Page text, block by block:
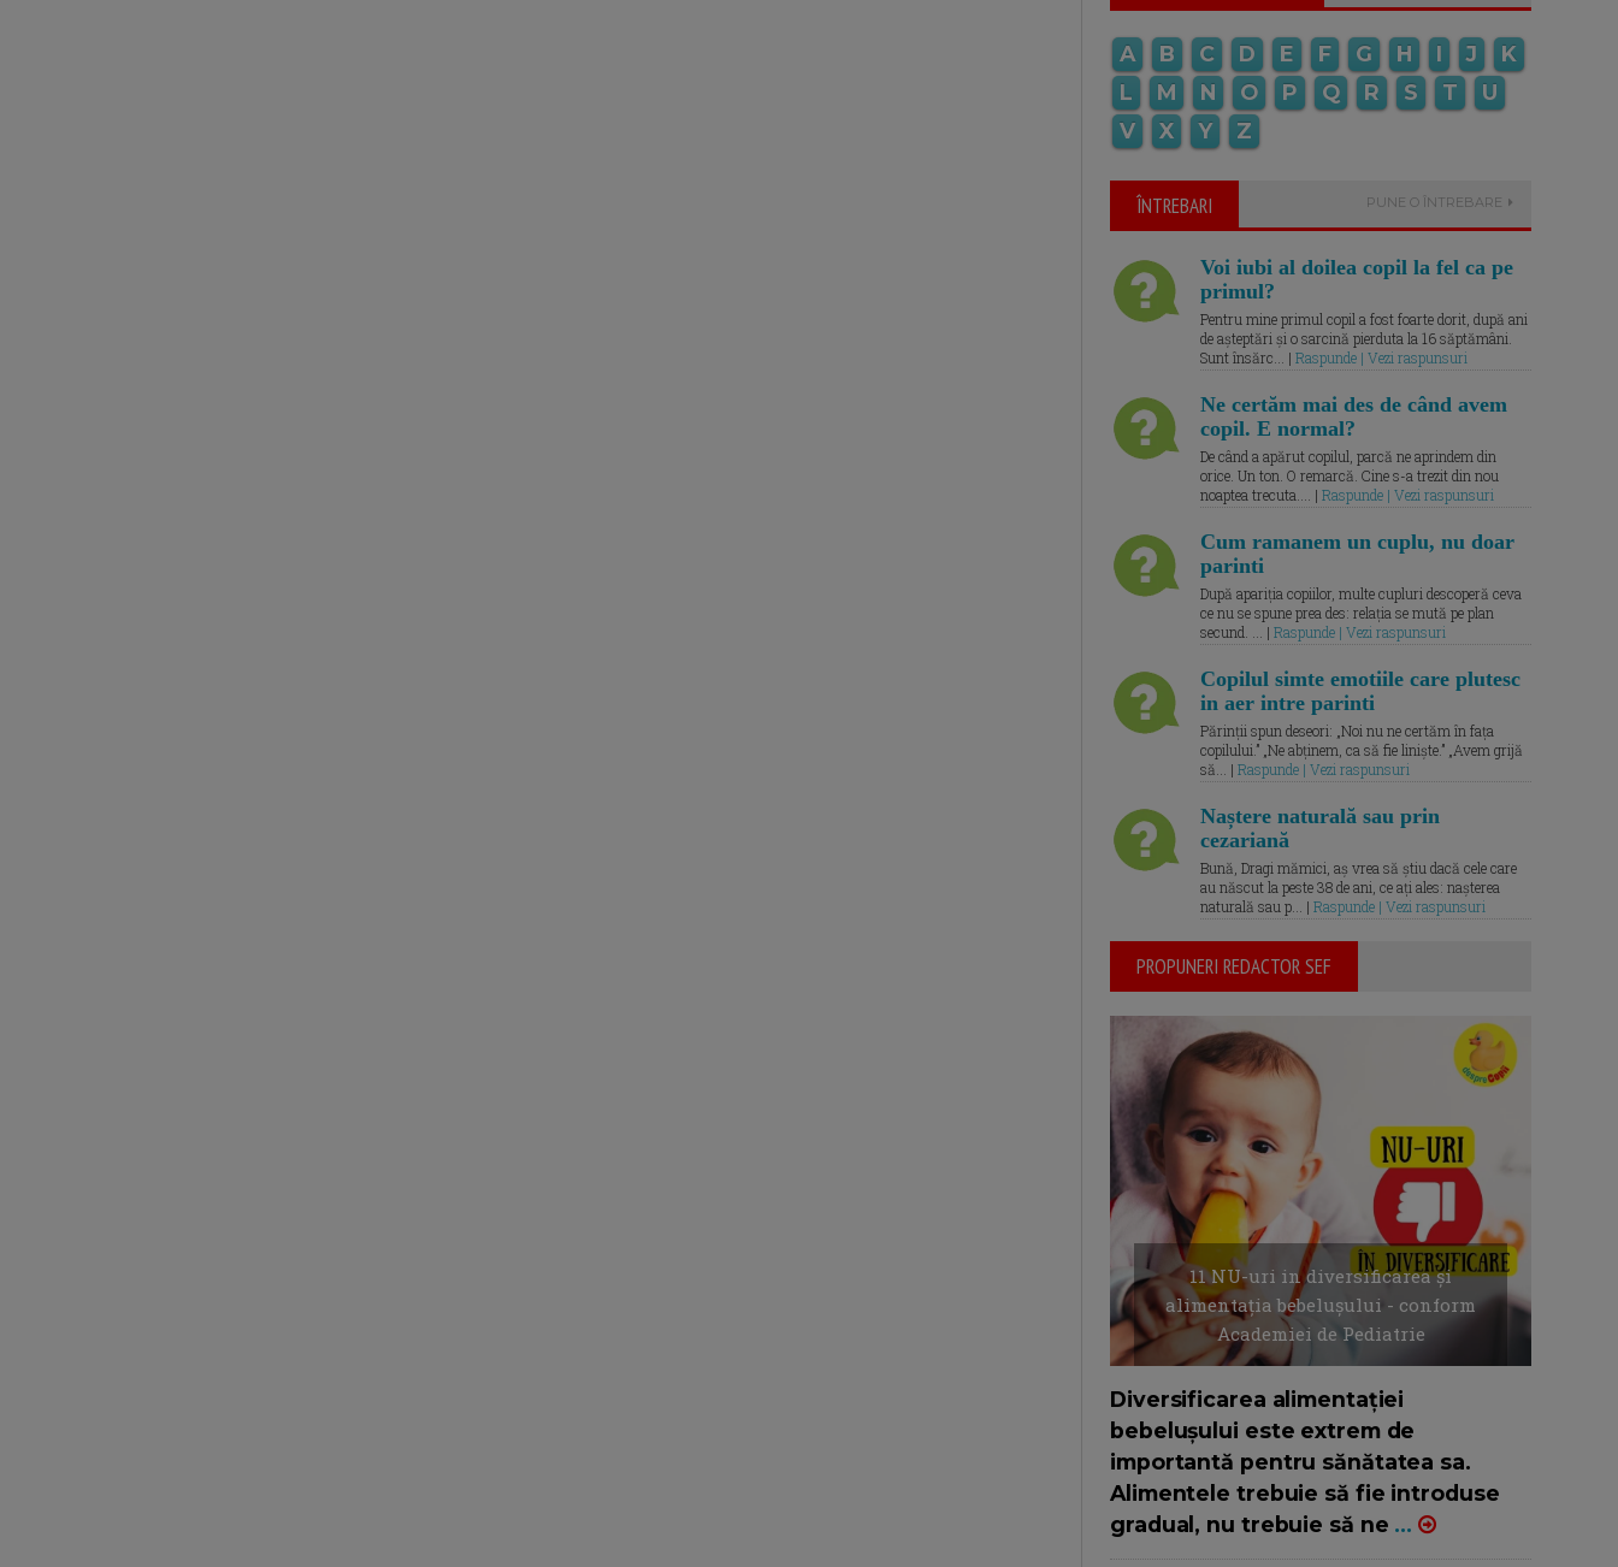
A B C D E F G H I J
K
L
M N O P Q R S T
U
V
X Y Z
ÎNTREBARI PUNE O ÎNTREBARE
Voi iubi al doilea copil la fel ca pe
primul?
Pentru mine primul copil a fost foarte dorit, după ani
de așteptări și o sarcină pierduta la 16 săptămâni.
Sunt însărc... | Raspunde | Vezi raspunsuri
Ne certăm mai des de când avem
copil. E normal?
De când a apărut copilul, parcă ne aprindem din
orice. Un ton. O remarcă. Cine s-a trezit din nou
noaptea trecuta.... | Raspunde | Vezi raspunsuri
Cum ramanem un cuplu, nu doar
parinti
După apariția copiilor, multe cupluri descoperă ceva
ce nu se spune prea des: relația se mută pe plan
secund. ... | Raspunde | Vezi raspunsuri
Copilul simte emotiile care plutesc
in aer intre parinti
Părinții spun deseori: „Noi nu ne certăm în fața
copilului.” „Ne abținem, ca să fie liniște.” „Avem grijă
să... | Raspunde | Vezi raspunsuri
Naștere naturală sau prin
cezariană
Bună, Dragi mămici, aș vrea să știu dacă cele care
au născut la peste 38 de ani, ce ați ales: nașterea
naturală sau p... | Raspunde | Vezi raspunsuri
PROPUNERI REDACTOR SEF
11 NU-uri in diversificarea și
alimentația bebelușului - conform
Academiei de Pediatrie
Diversificarea alimentației
bebelușului este extrem de
importantă pentru sănătatea sa.
Alimentele trebuie să fie introduse
gradual, nu trebuie să ne ...